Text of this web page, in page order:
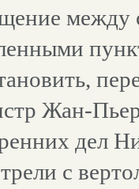
между
Жан-
дел
с